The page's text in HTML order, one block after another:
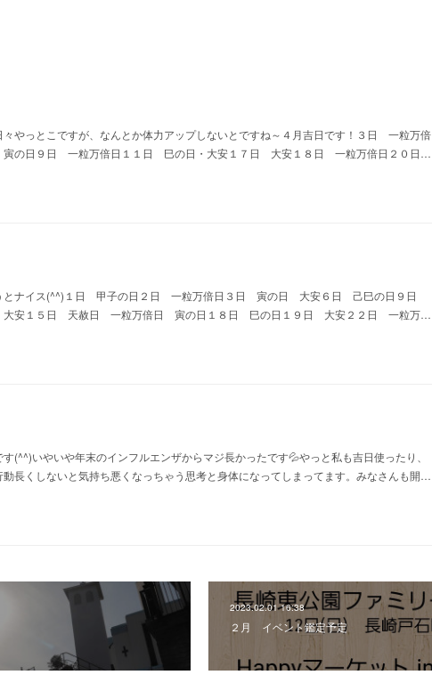
やっとこですが、なんとか体力アップしないとですね～４月吉日です！３日 一粒万倍
の日９日 一粒万倍日１１日 巳の日・大安１７日 大安１８日 一粒万倍日２０日…
うとナイス(^^)１日 甲子の日２日 一粒万倍日３日 寅の日 大安６日 己巳の日９日
大安１５日 天赦日 一粒万倍日 寅の日１８日 巳の日１９日 大安２２日 一粒万…
(^^)いやいや年末のインフルエンザからマジ長かったです💦やっと私も吉日使ったり、
長くしないと気持ち悪くなっちゃう思考と身体になってしまってます。みなさんも開…
2023.02.01 16:38
２月 イベント鑑定予定